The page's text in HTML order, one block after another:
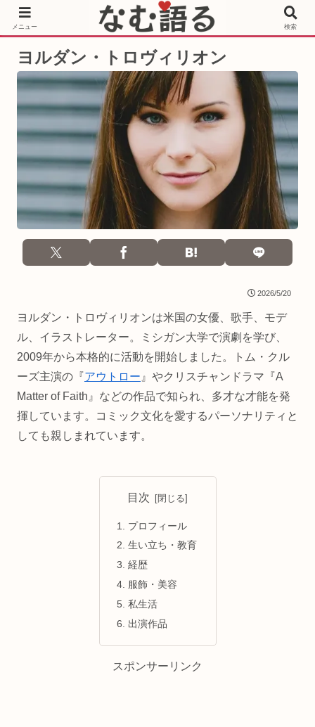
［PR］Prime Video もっと観るならサブスクリプション
ヨルダン・トロヴィリオン
2026/5/20
ヨルダン・トロヴィリオンは米国の女優、歌手、モデ
ル、イラストレーター。ミシガン大学で演劇を学び、
2009年から本格的に活動を開始しました。トム・クル
ーズ主演の『アウトロー 』やクリスチャンドラマ『A
Matter of Faith』などの作品で知られ、多才な才能を発
揮しています。コミック文化を愛するパーソナリティと
しても親しまれています。
目次
プロフィール
生い立ち・教育
経歴
服飾・美容
私生活
出演作品
スポンサーリンク
メニュー 検索